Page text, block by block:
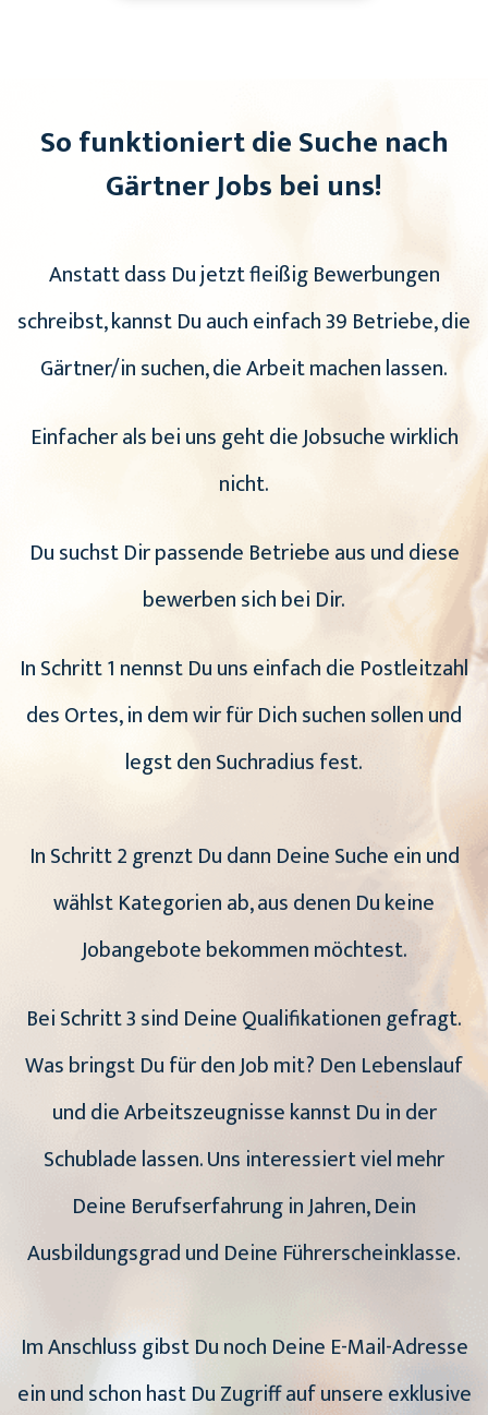
So funktioniert die Suche nach
Gärtner Jobs bei uns!
Anstatt dass Du jetzt fleißig Bewerbungen
schreibst, kannst Du auch einfach 39 Betriebe, die
Gärtner/in suchen, die Arbeit machen lassen.
Einfacher als bei uns geht die Jobsuche wirklich
nicht.
Du suchst Dir passende Betriebe aus und diese
bewerben sich bei Dir.
In Schritt 1 nennst Du uns einfach die Postleitzahl
des Ortes, in dem wir für Dich suchen sollen und
legst den Suchradius fest.
In Schritt 2 grenzt Du dann Deine Suche ein und
wählst Kategorien ab, aus denen Du keine
Jobangebote bekommen möchtest.
Bei Schritt 3 sind Deine Qualifikationen gefragt.
Was bringst Du für den Job mit? Den Lebenslauf
und die Arbeitszeugnisse kannst Du in der
Schublade lassen. Uns interessiert viel mehr
Deine Berufserfahrung in Jahren, Dein
Ausbildungsgrad und Deine Führerscheinklasse.
Im Anschluss gibst Du noch Deine E-Mail-Adresse
ein und schon hast Du Zugriff auf unsere exklusive